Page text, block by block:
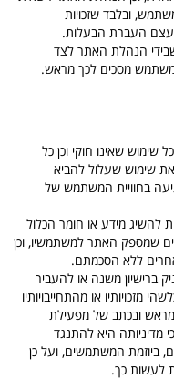
ובלבד שזכויות
העברת הבעלות.
הנהלת האתר לצד
מסכים לכך מראש.
שאינו חוקי וכן כל
שימוש שעלול להביא
בחוויית המשתמש של
מידע או חומר הכלול
שמספק האתר למשתמשיו, וכן
ללא הסכמתם.
ברישיון משנה או להעביר
מזכויותיו או מהתחייבויותיו
מראש ובכתב של מפעילת
היא להתנגד
ביוזמת המשתמשים, ועל כן
לעשות כך.